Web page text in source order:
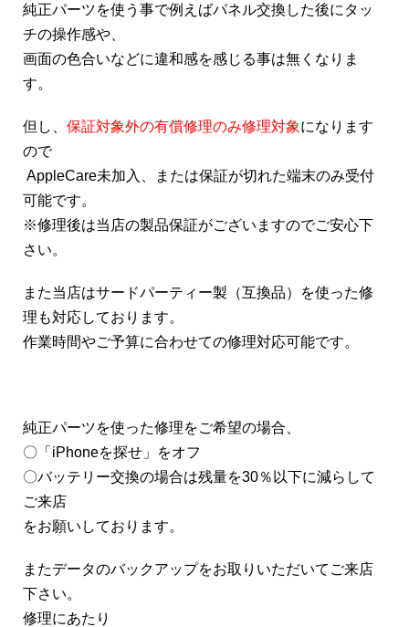
純正パーツを使う事で例えばパネル交換した後にタッ
チの操作感や、
画面の色合いなどに違和感を感じる事は無くなりま
す。
但し、 保証対象外の有償修理のみ修理対象になります
ので
AppleCare未加入、または保証が切れた端末のみ受付
可能です。
※修理後は当店の製品保証がございますのでご安心下
さい。
また当店はサードパーティー製（互換品）を使った修
理も対応しております。
作業時間やご予算に合わせての修理対応可能です。
純正パーツを使った修理をご希望の場合、
〇「iPhoneを探せ」をオフ
〇バッテリー交換の場合は残量を30％以下に減らして
ご来店
をお願いしております。
またデータのバックアップをお取りいただいてご来店
下さい。
修理にあたり